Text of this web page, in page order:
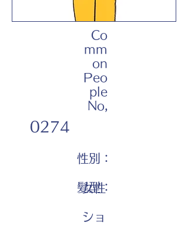
Co
mm
on
Peo
ple
No,
0274
性別：
女性
髪型：
ショ